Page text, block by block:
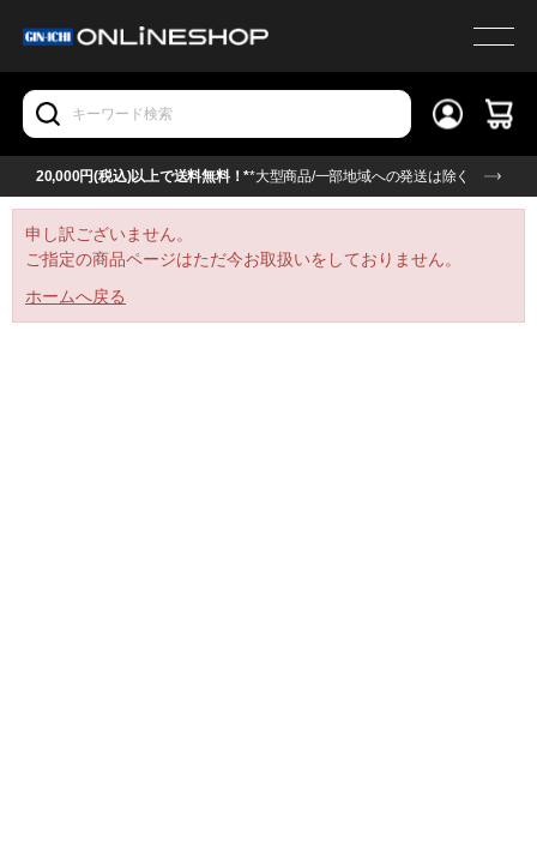
20,000円(税込)以上で送料無料！**大型商品/一部地域への発送は除く
申し訳ございません。
ご指定の商品ページはただ今お取扱いをしておりません。
ホームへ戻る